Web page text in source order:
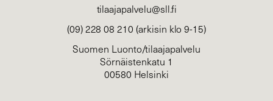
tilaajapalvelu@sll.fi
(09) 228 08 210 (arkisin klo 9-15)
Suomen Luonto/tilaajapalvelu
Sörnäistenkatu 1
00580 Helsinki